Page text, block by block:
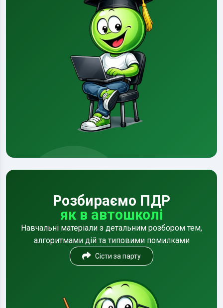
Розбираємо ПДР
як в автошколі
Навчальні матеріали з детальним розбором тем,
алгоритмами дій та типовими помилками
Сісти за парту